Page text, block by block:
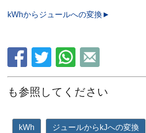
kWhからジュールへの変換►
も参照してください
kWh ジュールからkJへの変換